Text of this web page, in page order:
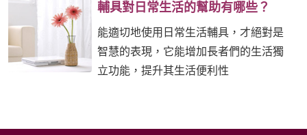
輔具對日常生活的幫助有哪些？
能適切地使用日常生活輔具，才絕對是
智慧的表現，它能增加長者們的生活獨
立功能，提升其生活便利性